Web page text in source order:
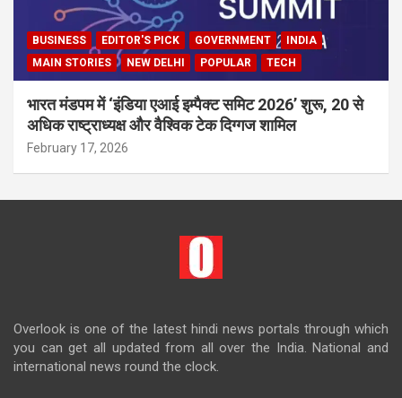
BUSINESS EDITOR'S PICK GOVERNMENT
INDIA
MAIN STORIES
NEW DELHI POPULAR TECH
भारत मंडपम में ‘इंडिया एआई इम्पैक्ट समिट 2026’ शुरू, 20 से
अधिक राष्ट्राध्यक्ष और वैश्विक टेक दिग्गज शामिल
February 17, 2026
Overlook is one of the latest hindi news portals through which
you can get all updated from all over the India. National and
international news round the clock.